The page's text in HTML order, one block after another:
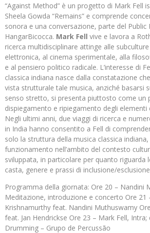
“Against Method” è un progetto di Mark Fell
Sheela Gowda “Remains” e comprende
sonora e una conversazione, parte del Public
HangarBicocca. Mark Fell vive e lavora a
ricerca multidisciplinare attinge alle
elettronica, al cinema sperimentale, alla
e al pensiero politico radicale. L’interesse di
classica indiana nasce dalla constatazione
vista strutturale tale musica, anziché basarsi
senso stretto, si presenta piuttosto come un
dispiegamento e ripiegamento degli elementi
Negli ultimi anni, due viaggi di ricerca e
in India hanno consentito a Fell di
solo la struttura della musica classica
funzionamento nell’ambito del contesto
sviluppata, in particolare per quanto riguarda
casta, genere e prassi di inclusione/
Programma della giornata: Ore 20 – Nandini
Meditazione, introduzione e concerto Ore 21
Krishnamurthy feat. Nandini Muthuswamy
feat. Jan Hendrickse Ore 23 – Mark Fell, Intra;
Drumming – Grupo de Percussão